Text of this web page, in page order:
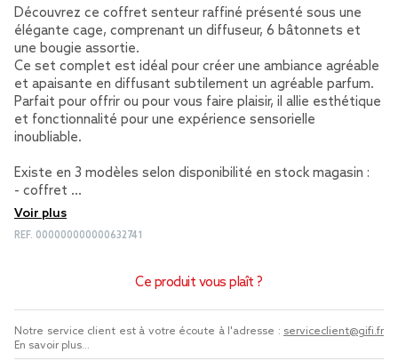
Découvrez ce coffret senteur raffiné présenté sous une
élégante cage, comprenant un diffuseur, 6 bâtonnets et
une bougie assortie.
Ce set complet est idéal pour créer une ambiance agréable
et apaisante en diffusant subtilement un agréable parfum.
Parfait pour offrir ou pour vous faire plaisir, il allie esthétique
et fonctionnalité pour une expérience sensorielle
inoubliable.
Existe en 3 modèles selon disponibilité en stock magasin :
- coffret …
Voir plus
REF. 000000000000632741
Ce produit vous plaît ?
Notre service client est à votre écoute à l'adresse : serviceclient@gifi.fr
En savoir plus...